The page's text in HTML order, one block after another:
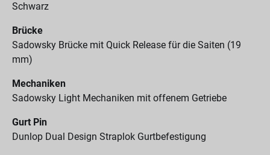
Schwarz
Brücke
Sadowsky Brücke mit Quick Release für die Saiten (19
mm)
Mechaniken
Sadowsky Light Mechaniken mit offenem Getriebe
Gurt Pin
Dunlop Dual Design Straplok Gurtbefestigung